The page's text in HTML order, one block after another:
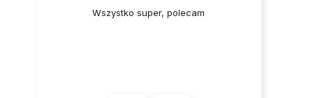
Wszystko super, polecam